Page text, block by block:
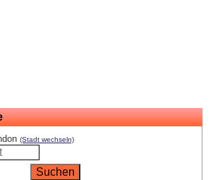
(Stadt wechseln)